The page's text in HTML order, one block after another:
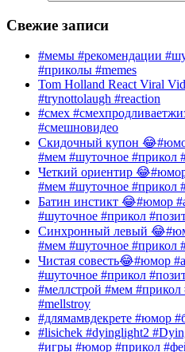
Свежие записи
#мемы #рекомендации
#приколы #memes
Tom Holland React Viral
#trynottolaugh #reaction
#смех
#смешновидео
Скидочный купон
#мем #шуточное #прикол
Четкий ориентир
#мем #шуточное #прикол
Батин инстикт 😂#юмор
#шуточное #прикол
Синхронный левый
#мем #шуточное #прикол
Чистая совесть😂#юмор
#шуточное #прикол
#меллстрой #мем
#mellstroy
#длямамвдекрете #юмор
#lisichek #dyinglight2
#игры #юмор #прикол